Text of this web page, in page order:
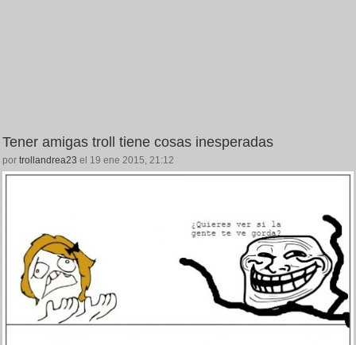
Tener amigas troll tiene cosas inesperadas
por trollandrea23 el 19 ene 2015, 21:12